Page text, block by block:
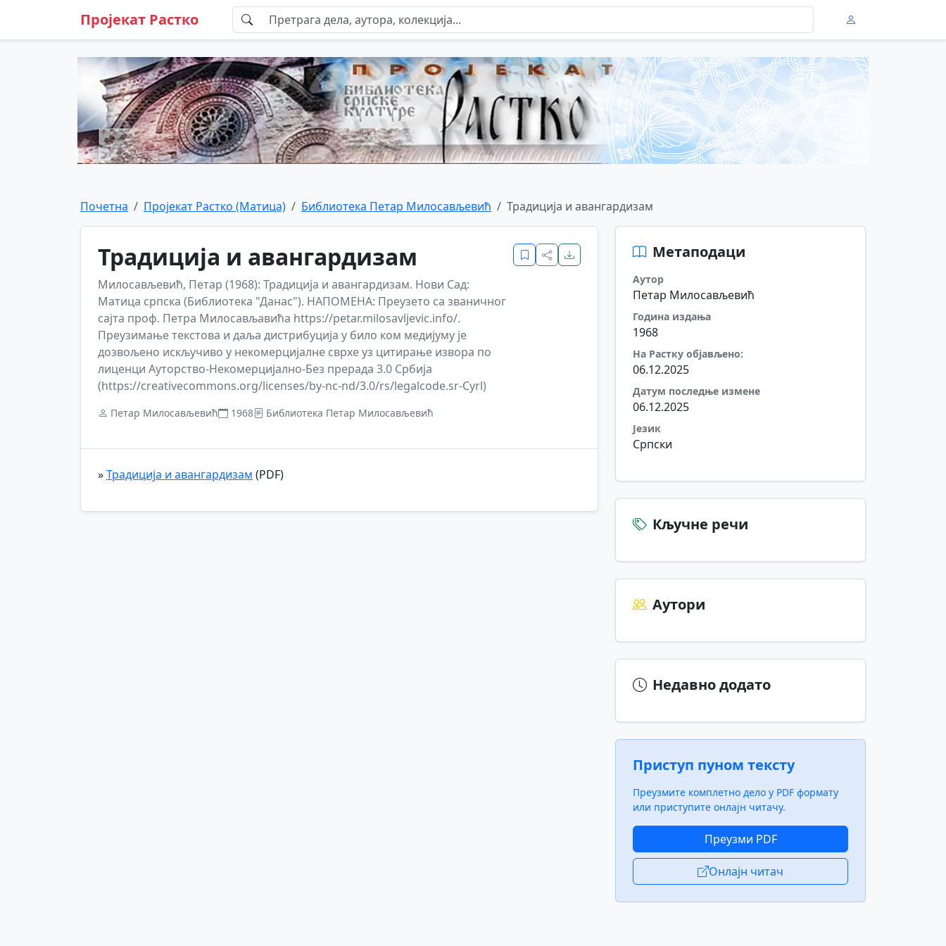
Пројекат Растко
Почетна Пројекат Растко (Матица) Библиотека Петар Милосављевић Традиција и авангардизам
Традиција и авангардизам
Милосављевић, Петар (1968): Традиција и авангардизам. Нови Сад:
Матица српска (Библиотека "Данас"). НАПОМЕНА: Преузето са званичног
сајта проф. Петра Милосављавића https://petar.milosavljevic.info/.
Преузимање текстова и даља дистрибуција у било ком медијуму је
дозвољено искључиво у некомерцијалне сврхе уз цитирање извора по
лиценци Ауторство-Некомерцијално-Без прерада 3.0 Србија
(https://creativecommons.org/licenses/by-nc-nd/3.0/rs/legalcode.sr-Cyrl)
Петар Милосављевић 1968 Библиотека Петар Милосављевић
»Традиција и авангардизам (PDF)
Метаподаци
Аутор
Петар Милосављевић
Година издања
1968
На Растку објављено:
06.12.2025
Датум последње измене
06.12.2025
Језик
Српски
Кључне речи
Аутори
Недавно додато
Приступ пуном тексту
Преузмите комплетно дело у PDF формату
или приступите онлајн читачу.
Преузми PDF
Онлајн читач